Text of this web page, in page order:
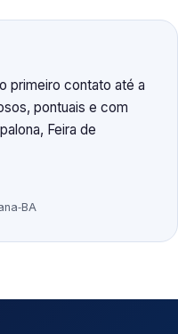
primeiro contato até a
pontuais e com
Feira de